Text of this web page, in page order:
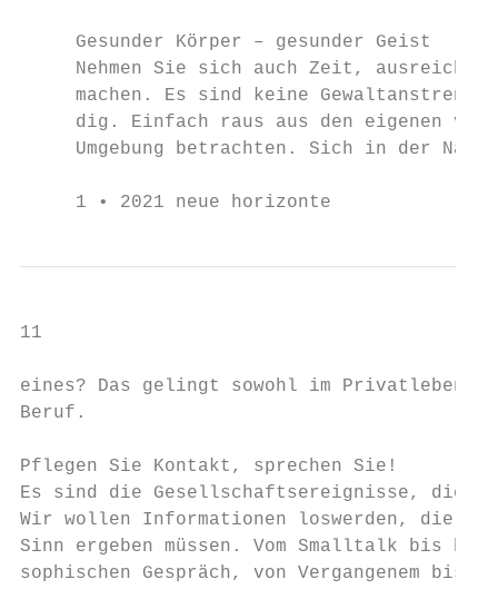
Gesunder Körper – gesunder Geist
Nehmen Sie sich auch Zeit,
machen. Es sind keine
dig. Einfach raus aus den eigenen
Umgebung betrachten. Sich in der
     1 • 2021 neue horizonte
11
eines? Das gelingt sowohl im Privatleben
Beruf.
Pflegen Sie Kontakt, sprechen Sie!
Es sind die Gesellschaftsereignisse, die
Wir wollen Informationen loswerden, die
Sinn ergeben müssen. Vom Smalltalk bis
sophischen Gespräch, von Vergangenem